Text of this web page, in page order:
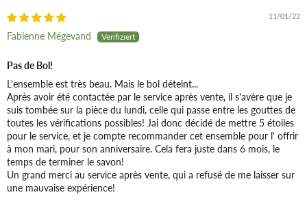
11/01/22
Fabienne Mégevand
Pas de Bol!
L'ensemble est très beau. Mais le bol déteint...
Après avoir été contactée par le service après vente, il s'avère que je
suis tombée sur la pièce du lundi, celle qui passe entre les gouttes de
toutes les vérifications possibles! Jai donc décidé de mettre 5 étoiles
pour le service, et je compte recommander cet ensemble pour l' offrir
à mon mari, pour son anniversaire. Cela fera juste dans 6 mois, le
temps de terminer le savon!
Un grand merci au service après vente, qui a refusé de me laisser sur
une mauvaise expérience!